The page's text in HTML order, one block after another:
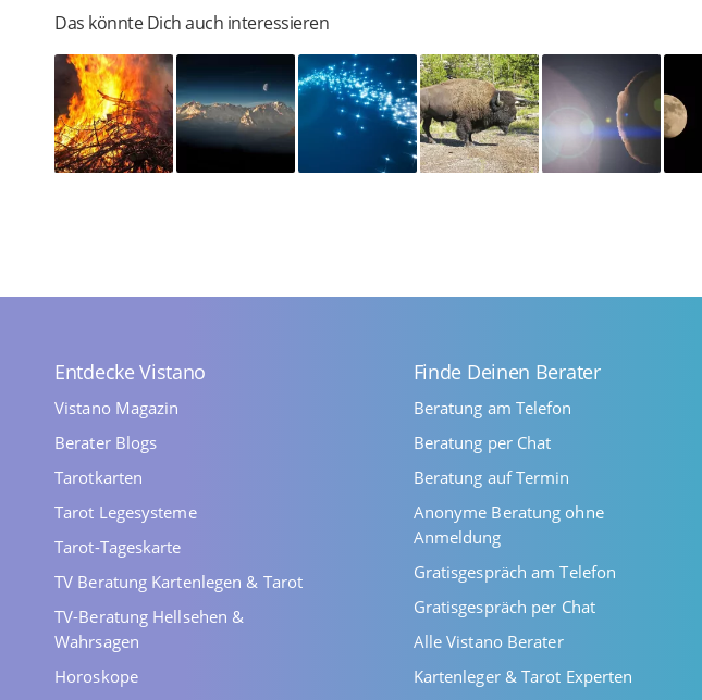
Das könnte Dich auch interessieren
Entdecke Vistano
Vistano Magazin
Berater Blogs
Tarotkarten
Tarot Legesysteme
Tarot-Tageskarte
TV Beratung Kartenlegen & Tarot
TV-Beratung Hellsehen &
Wahrsagen
Horoskope
Finde Deinen Berater
Beratung am Telefon
Beratung per Chat
Beratung auf Termin
Anonyme Beratung ohne
Anmeldung
Gratisgespräch am Telefon
Gratisgespräch per Chat
Alle Vistano Berater
Kartenleger & Tarot Experten